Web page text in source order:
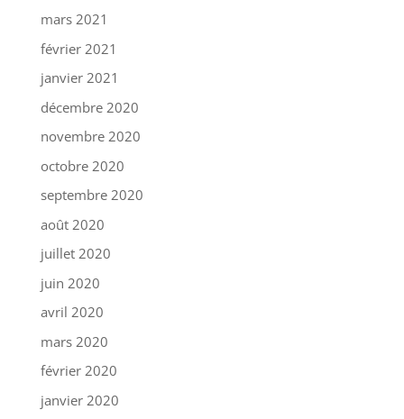
mars 2021
février 2021
janvier 2021
décembre 2020
novembre 2020
octobre 2020
septembre 2020
août 2020
juillet 2020
juin 2020
avril 2020
mars 2020
février 2020
janvier 2020